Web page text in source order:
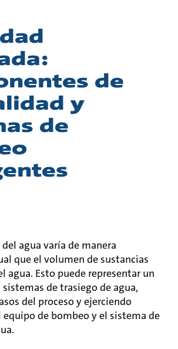
de
y
de
agua varía de manera
que el volumen de sustancias
agua. Esto puede representar un
de trasiego de agua,
del proceso y ejerciendo
equipo de bombeo y el sistema de